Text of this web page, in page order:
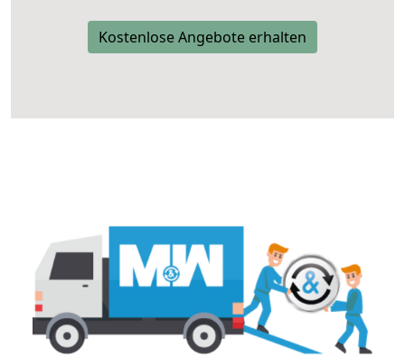
Kostenlose Angebote erhalten